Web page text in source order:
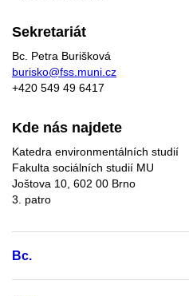
Sekretariát
Bc. Petra Burišková
burisko@fss.muni.cz
+420 549 49 6417
Kde nás najdete
Katedra environmentálních studií
Fakulta sociálních studií MU
Joštova 10, 602 00 Brno
3. patro
Bc.